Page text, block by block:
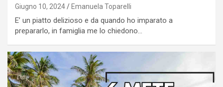
Giugno 10, 2024 Emanuela Toparelli
E’ un piatto delizioso e da quando ho imparato a
prepararlo, in famiglia me lo chiedono…